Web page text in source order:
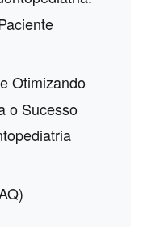
Otimizando
o Sucesso